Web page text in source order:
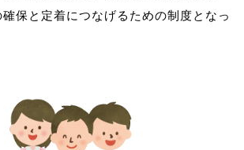
保と定着につなげるための制度となっ